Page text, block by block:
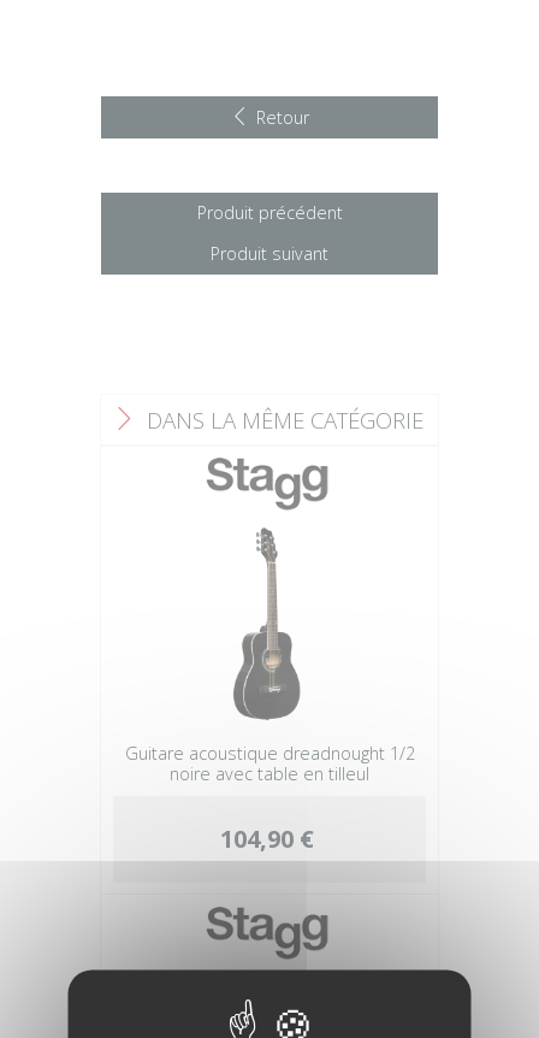
Retour
Produit précédent
Produit suivant
F DANS LA MÊME CATÉGORIE
Guitare acoustique dreadnought 1/2
noire avec table en tilleul
104,90 €